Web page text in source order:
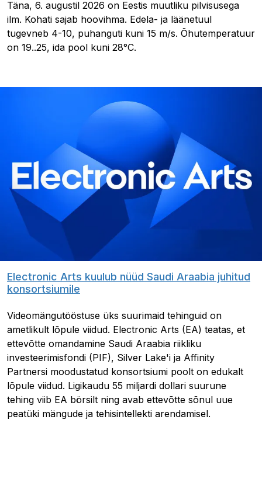
Täna, 6. augustil 2026 on Eestis muutliku pilvisusega
ilm. Kohati sajab hoovihma. Edela- ja läänetuul
tugevneb 4-10, puhanguti kuni 15 m/s. Õhutemperatuur
on 19..25, ida pool kuni 28°C.
Electronic Arts kuulub nüüd Saudi Araabia juhitud
konsortsiumile
Videomängutööstuse üks suurimaid tehinguid on
ametlikult lõpule viidud. Electronic Arts (EA) teatas, et
ettevõtte omandamine Saudi Araabia riikliku
investeerimisfondi (PIF), Silver Lake'i ja Affinity
Partnersi moodustatud konsortsiumi poolt on edukalt
lõpule viidud. Ligikaudu 55 miljardi dollari suurune
tehing viib EA börsilt ning avab ettevõtte sõnul uue
peatüki mängude ja tehisintellekti arendamisel.